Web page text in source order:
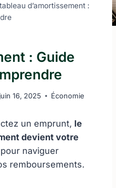
d’amortissement :
: Guide
juin 16, 2025 Économie
un emprunt, le
devient votre
pour naviguer
remboursements.